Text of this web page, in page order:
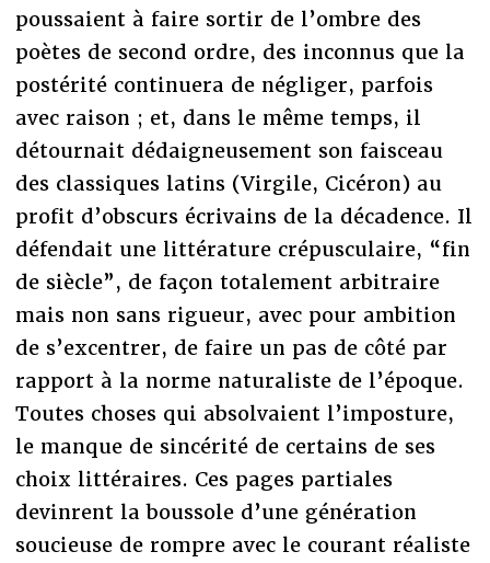
poussaient à faire sortir de l’ombre des
poètes de second ordre, des inconnus que la
postérité continuera de négliger, parfois
avec raison ; et, dans le même temps, il
détournait dédaigneusement son faisceau
des classiques latins (Virgile, Cicéron) au
profit d’obscurs écrivains de la décadence. Il
défendait une littérature crépusculaire, “fin
de siècle”, de façon totalement arbitraire
mais non sans rigueur, avec pour ambition
de s’excentrer, de faire un pas de côté par
rapport à la norme naturaliste de l’époque.
Toutes choses qui absolvaient l’imposture,
le manque de sincérité de certains de ses
choix littéraires. Ces pages partiales
devinrent la boussole d’une génération
soucieuse de rompre avec le courant réaliste